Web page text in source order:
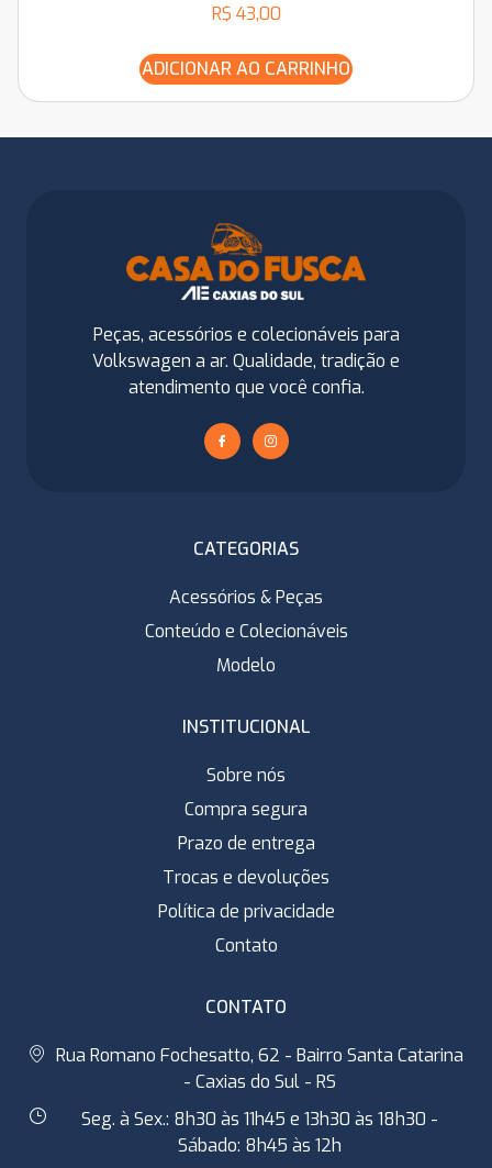
R$ 43,00
ADICIONAR AO CARRINHO
Peças, acessórios e colecionáveis para
Volkswagen a ar. Qualidade, tradição e
atendimento que você confia.
CATEGORIAS
Acessórios & Peças
Conteúdo e Colecionáveis
Modelo
INSTITUCIONAL
Sobre nós
Compra segura
Prazo de entrega
Trocas e devoluções
Política de privacidade
Contato
CONTATO
Rua Romano Fochesatto, 62 - Bairro Santa Catarina
- Caxias do Sul - RS
Seg. à Sex.: 8h30 às 11h45 e 13h30 às 18h30 -
Sábado: 8h45 às 12h